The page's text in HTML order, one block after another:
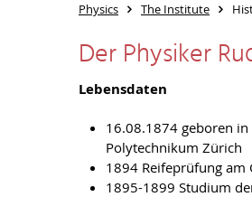
Physics The Institute
Der Physiker
Lebensdaten
16.08.1874 geboren in
Polytechnikum Zürich
1894 Reifeprüfung
1895-1899 Studium